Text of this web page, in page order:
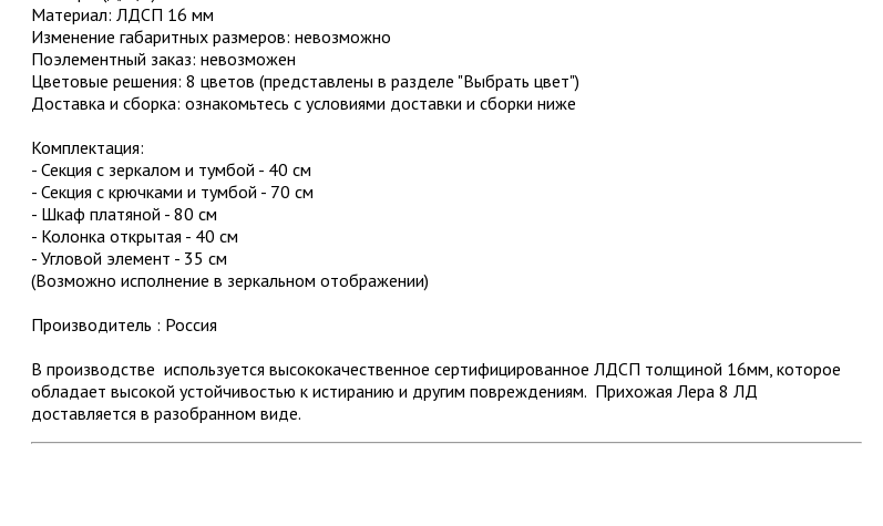
Материал: ЛДСП 16 мм
Изменение габаритных размеров: невозможно
Поэлементный заказ: невозможен
Цветовые решения: 8 цветов (представлены в разделе "Выбрать цвет")
Доставка и сборка: ознакомьтесь с условиями доставки и сборки ниже
Комплектация:
- Секция с зеркалом и тумбой - 40 см
- Секция с крючками и тумбой - 70 см
- Шкаф платяной - 80 см
- Колонка открытая - 40 см
- Угловой элемент - 35 см
(Возможно исполнение в зеркальном отображении)
Производитель : Россия
В производстве используется высококачественное сертифицированное ЛДСП толщиной 16мм, которое
обладает высокой устойчивостью к истиранию и другим повреждениям. Прихожая Лера 8 ЛД
доставляется в разобранном виде.